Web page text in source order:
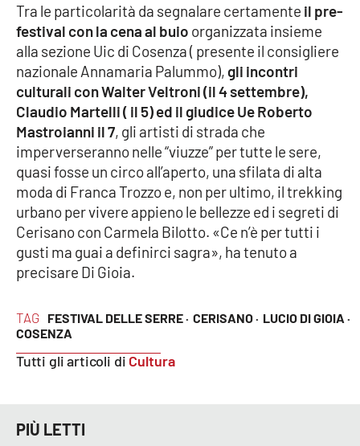
Reggio Calabria
Cosenza
Lamezia Terme
PROGETTI
SPECIALI
Buona Sanità Calabria
LA
Destinazioni
Eventi
TAG FESTIVAL DELLE SERRE · CERISANO · LUCIO DI GIOIA ·
COSENZA
Tutti gli articoli di Cultura
Tra le particolarità da segnalare certamente il pre-
festival con la cena al buio organizzata insieme
alla sezione Uic di Cosenza ( presente il consigliere
nazionale Annamaria Palummo), gli incontri
culturali con Walter Veltroni (il 4 settembre),
Claudio Martelli ( il 5) ed il giudice Ue Roberto
Mastroianni il 7, gli artisti di strada che
imperverseranno nelle “viuzze” per tutte le sere,
quasi fosse un circo all’aperto, una sfilata di alta
moda di Franca Trozzo e, non per ultimo, il trekking
urbano per vivere appieno le bellezze ed i segreti di
Cerisano con Carmela Bilotto. «Ce n’è per tutti i
gusti ma guai a definirci sagra», ha tenuto a
precisare Di Gioia.
PIÙ LETTI